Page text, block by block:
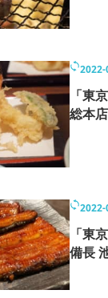
術者専門サイト
るネットの話題
2022-
「東
総本
2022-
「東
備長